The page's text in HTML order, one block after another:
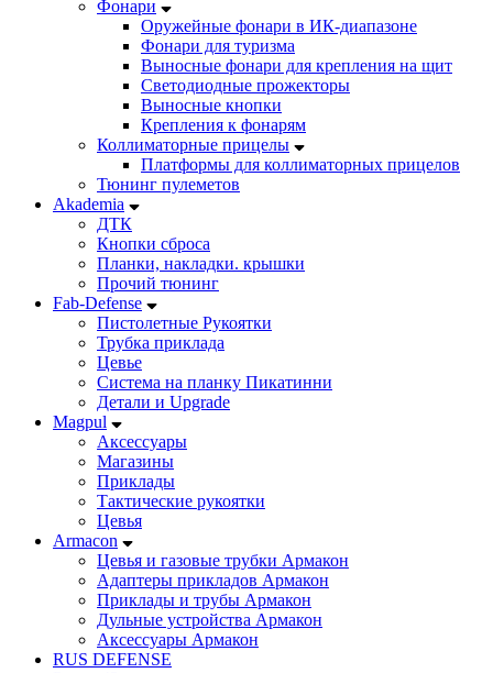
Фонари
Оружейные фонари в ИК-диапазоне
Фонари для туризма
Выносные фонари для крепления на щит
Светодиодные прожекторы
Выносные кнопки
Крепления к фонарям
Коллиматорные прицелы
Платформы для коллиматорных прицелов
Тюнинг пулеметов
Akademia
ДТК
Кнопки сброса
Планки, накладки. крышки
Прочий тюнинг
Fab-Defense
Пистолетные Рукоятки
Трубка приклада
Цевье
Система на планку Пикатинни
Детали и Upgrade
Magpul
Аксессуары
Магазины
Приклады
Тактические рукоятки
Цевья
Armacon
Цевья и газовые трубки Армакон
Адаптеры прикладов Армакон
Приклады и трубы Армакон
Дульные устройства Армакон
Аксессуары Армакон
RUS DEFENSE